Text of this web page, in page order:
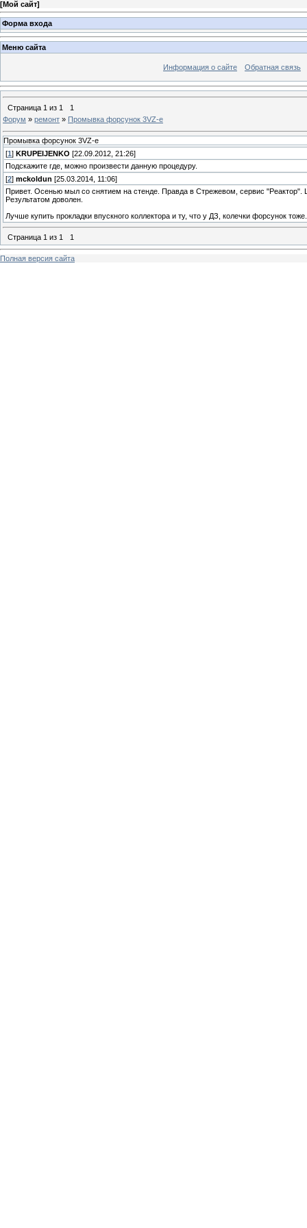
[Мой сайт]
Форма входа
Меню сайта
Информация о сайте Обратная связь
Страница 1 из 1
1
Форум » ремонт » Промывка форсунок 3VZ-e
Промывка форсунок 3VZ-e
[1 ] KRUPEIJENKO [22.09.2012, 21:26]
Подскажите где, можно произвести данную процедуру.
[2] mckoldun [25.03.2014, 11:06]
Привет. Осенью мыл со снятием на стенде. Правда в Стрежевом, сервис
Результатом доволен.
Лучше купить прокладки впускного коллектора и ту, что у ДЗ, колечки форсунок тоже.
Страница 1 из 1 1
Полная версия сайта